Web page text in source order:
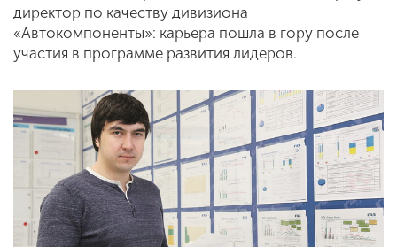
директор по качеству дивизиона
«Автокомпоненты»: карьера пошла в гору после
участия в программе развития лидеров.